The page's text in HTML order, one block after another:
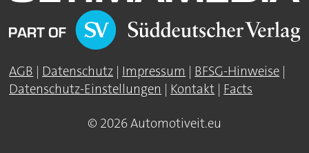
AGB Datenschutz Impressum BFSG-Hinweise
Datenschutz-Einstellungen
Kontakt Facts
© 2026 Automotiveit.eu